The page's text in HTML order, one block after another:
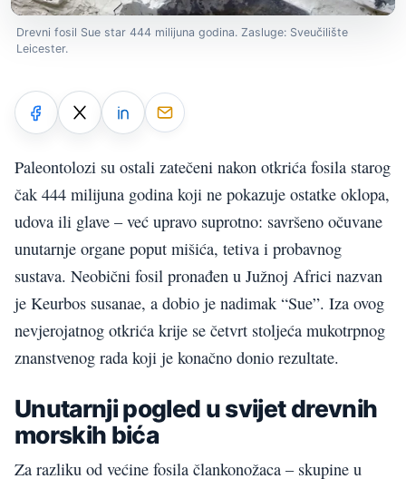
Drevni fosil Sue star 444 milijuna godina. Zasluge: Sveučilište
Leicester.
Paleontolozi su ostali zatečeni nakon otkrića fosila starog
čak 444 milijuna godina koji ne pokazuje ostatke oklopa,
udova ili glave – već upravo suprotno: savršeno očuvane
unutarnje organe poput mišića, tetiva i probavnog
sustava. Neobični fosil pronađen u Južnoj Africi nazvan
je Keurbos susanae, a dobio je nadimak “Sue”. Iza ovog
nevjerojatnog otkrića krije se četvrt stoljeća mukotrpnog
znanstvenog rada koji je konačno donio rezultate.
Unutarnji pogled u svijet drevnih
morskih bića
Za razliku od većine fosila člankonožaca – skupine u